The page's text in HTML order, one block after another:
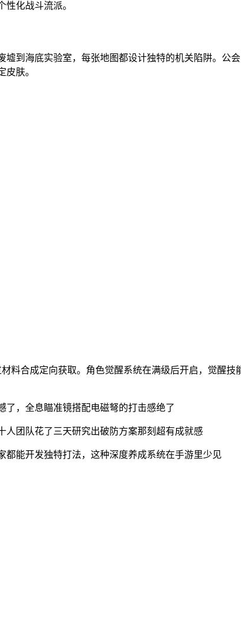
化战斗流派。
墟到海底实验室，每张地图都设计独特的机关陷阱。公
肤。
料合成定向获取。角色觉醒系统在满级后开启，觉醒
了，全息瞄准镜搭配电磁弩的打击感绝了
人团队花了三天研究出破防方案那刻超有成就感
都能开发独特打法，这种深度养成系统在手游里少见